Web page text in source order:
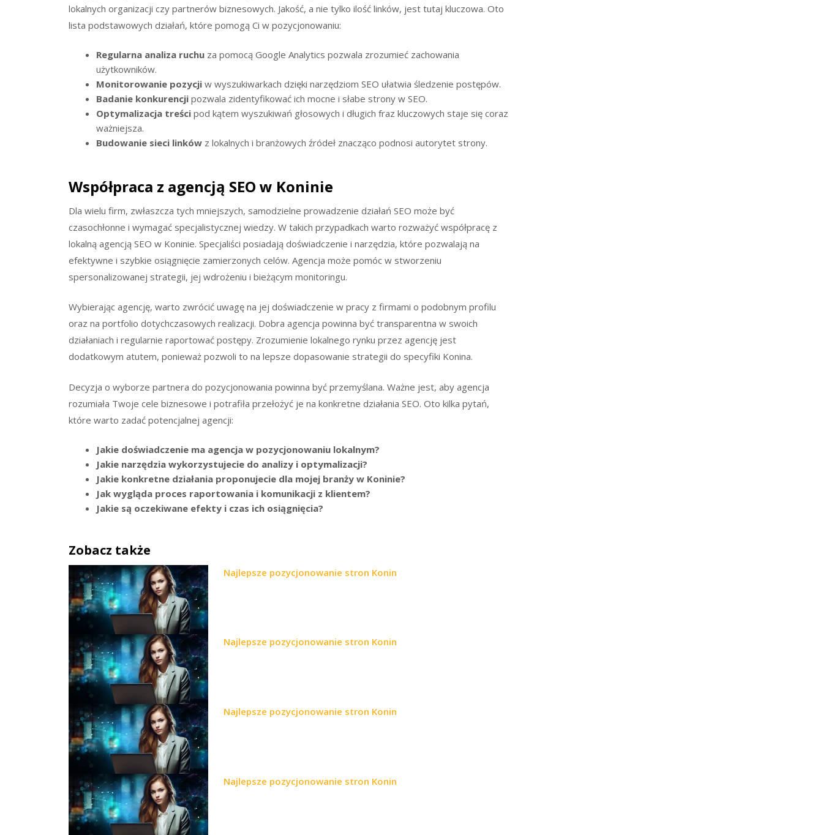
lokalnych organizacji czy partnerów biznesowych. Jakość, a nie tylko ilość linków, jest tutaj kluczowa. Oto
lista podstawowych działań, które pomogą Ci w pozycjonowaniu:
Regularna analiza ruchu za pomocą Google Analytics pozwala zrozumieć zachowania
użytkowników.
Monitorowanie pozycji w wyszukiwarkach dzięki narzędziom SEO ułatwia śledzenie postępów.
Badanie konkurencji pozwala zidentyfikować ich mocne i słabe strony w SEO.
Optymalizacja treści pod kątem wyszukiwań głosowych i długich fraz kluczowych staje się coraz
ważniejsza.
Budowanie sieci linków z lokalnych i branżowych źródeł znacząco podnosi autorytet strony.
Współpraca z agencją SEO w Koninie
Dla wielu firm, zwłaszcza tych mniejszych, samodzielne prowadzenie działań SEO może być
czasochłonne i wymagać specjalistycznej wiedzy. W takich przypadkach warto rozważyć współpracę z
lokalną agencją SEO w Koninie. Specjaliści posiadają doświadczenie i narzędzia, które pozwalają na
efektywne i szybkie osiągnięcie zamierzonych celów. Agencja może pomóc w stworzeniu
spersonalizowanej strategii, jej wdrożeniu i bieżącym monitoringu.
Wybierając agencję, warto zwrócić uwagę na jej doświadczenie w pracy z firmami o podobnym profilu
oraz na portfolio dotychczasowych realizacji. Dobra agencja powinna być transparentna w swoich
działaniach i regularnie raportować postępy. Zrozumienie lokalnego rynku przez agencję jest
dodatkowym atutem, ponieważ pozwoli to na lepsze dopasowanie strategii do specyfiki Konina.
Decyzja o wyborze partnera do pozycjonowania powinna być przemyślana. Ważne jest, aby agencja
rozumiała Twoje cele biznesowe i potrafiła przełożyć je na konkretne działania SEO. Oto kilka pytań,
które warto zadać potencjalnej agencji:
Jakie doświadczenie ma agencja w pozycjonowaniu lokalnym?
Jakie narzędzia wykorzystujecie do analizy i optymalizacji?
Jakie konkretne działania proponujecie dla mojej branży w Koninie?
Jak wygląda proces raportowania i komunikacji z klientem?
Jakie są oczekiwane efekty i czas ich osiągnięcia?
Zobacz także
Najlepsze pozycjonowanie stron Konin
Najlepsze pozycjonowanie stron Konin
Najlepsze pozycjonowanie stron Konin
Najlepsze pozycjonowanie stron Konin